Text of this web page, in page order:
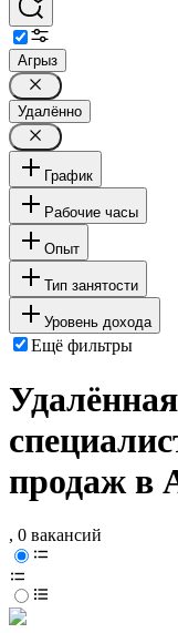
Агрыз
Удалённо
График
Рабочие часы
Опыт
Тип занятости
Уровень дохода
Ещё фильтры
продаж в
, 0 вакансий